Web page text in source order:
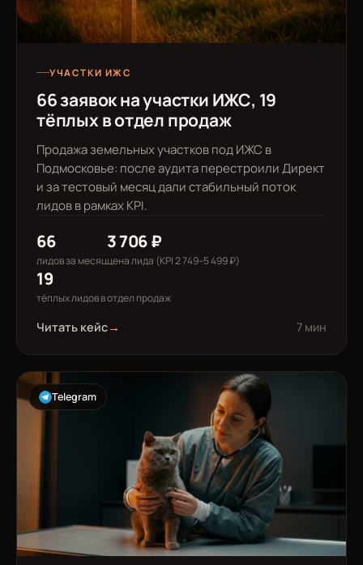
УЧАСТКИ ИЖС
66 заявок на участки ИЖС, 19
тёплых в отдел продаж
Продажа земельных участков под ИЖС в
Подмосковье: после аудита перестроили Директ
и за тестовый месяц дали стабильный поток
лидов в рамках KPI.
66
лидов за месяц
3 706 ₽
цена лида (KPI 2 749–5 499 ₽)
19
тёплых лидов в отдел продаж
Читать кейс→ 7 мин
Telegram